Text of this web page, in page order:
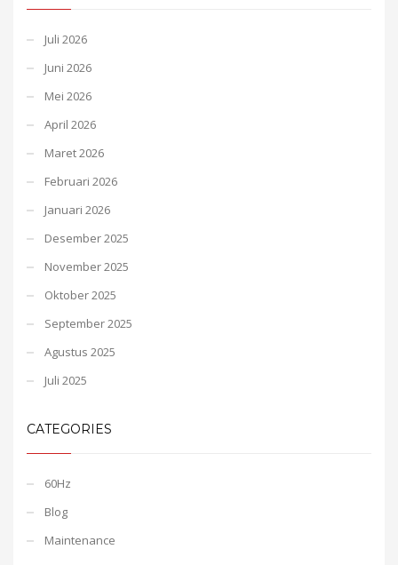
Juli 2026
Juni 2026
Mei 2026
April 2026
Maret 2026
Februari 2026
Januari 2026
Desember 2025
November 2025
Oktober 2025
September 2025
Agustus 2025
Juli 2025
CATEGORIES
60Hz
Blog
Maintenance